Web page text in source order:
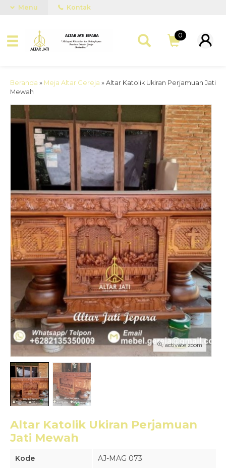
Menu Kontak
0
Beranda » Meja Altar Gereja » Altar Katolik Ukiran Perjamuan Jati
Mewah
activate zoom
Altar Katolik Ukiran Perjamuan
Jati Mewah
Kode AJ-MAG 073